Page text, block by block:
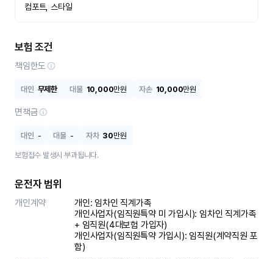
컴포트, 스타일
보험 조건
책임한도
대인 무제한 대물 10,000만원 자손 10,000만원
면책금
대인 - 대물 - 자차 30만원
보험접수 발생시 부과됩니다.
운전자 범위
개인계약
개인: 임차인 직계가족
개인사업자(임직원특약 미 가입시): 임차인 직계가족
+ 임직원(4대보험 가입자)
개인사업자(임직원특약 가입시): 임직원(계약직원 포
함)